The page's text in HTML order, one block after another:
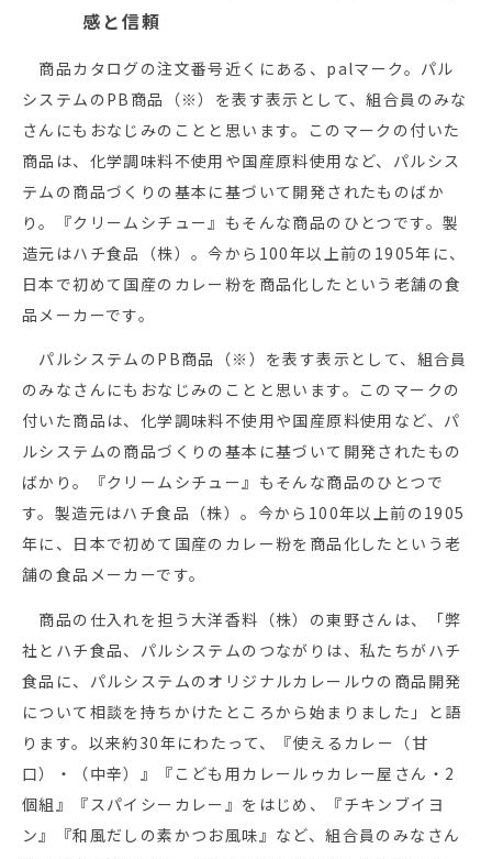
感と信頼
商品カタログの注文番号近くにある、palマーク。パル
システムのPB商品（※）を表す表示として、組合員のみな
さんにもおなじみのことと思います。このマークの付いた
商品は、化学調味料不使用や国産原料使用など、パルシス
テムの商品づくりの基本に基づいて開発されたものばか
り。『クリームシチュー』もそんな商品のひとつです。製
造元はハチ食品（株）。今から100年以上前の1905年に、
日本で初めて国産のカレー粉を商品化したという老舗の食
品メーカーです。
パルシステムのPB商品（※）を表す表示として、組合員
のみなさんにもおなじみのことと思います。このマークの
付いた商品は、化学調味料不使用や国産原料使用など、パ
ルシステムの商品づくりの基本に基づいて開発されたもの
ばかり。『クリームシチュー』もそんな商品のひとつで
す。製造元はハチ食品（株）。今から100年以上前の1905
年に、日本で初めて国産のカレー粉を商品化したという老
舗の食品メーカーです。
商品の仕入れを担う大洋香料（株）の東野さんは、「弊
社とハチ食品、パルシステムのつながりは、私たちがハチ
食品に、パルシステムのオリジナルカレールウの商品開発
について相談を持ちかけたところから始まりました」と語
ります。以来約30年にわたって、『使えるカレー（甘
口）・（中辛）』『こども用カレールゥカレー屋さん・2
個組』『スパイシーカレー』をはじめ、『チキンブイヨ
ン』『和風だしの素かつお風味』など、組合員のみなさん